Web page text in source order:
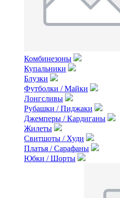
Комбинезоны
Купальники
Блузки
Футболки / Майки
Лонгсливы
Рубашки / Пиджаки
Джемперы / Кардиганы
Жилеты
Свитшоты / Худи
Платья / Сарафаны
Юбки / Шорты